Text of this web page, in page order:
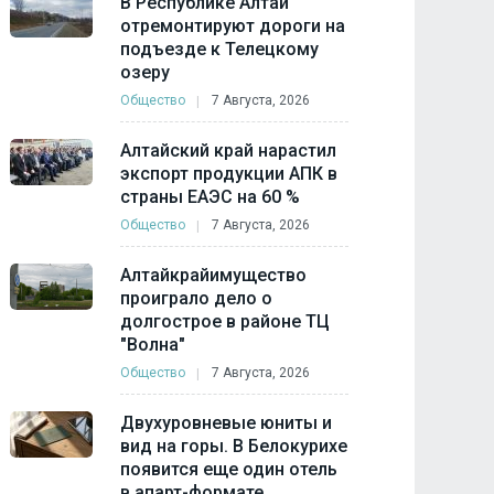
отремонтируют дороги на
подъезде к Телецкому
озеру
Общество 7 Августа, 2026
Алтайский край нарастил
экспорт продукции АПК в
страны ЕАЭС на 60 %
Общество 7 Августа, 2026
Алтайкрайимущество
проиграло дело о
долгострое в районе ТЦ
"Волна"
Общество 7 Августа, 2026
Двухуровневые юниты и
вид на горы. В Белокурихе
появится еще один отель